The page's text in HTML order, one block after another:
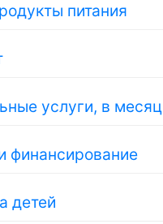
питания
услуги, в месяц
финансирование
детей